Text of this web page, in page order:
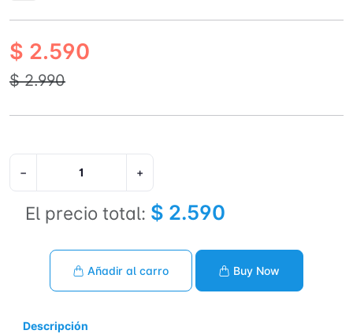
$ 2.590
$ 2.990
− +
El precio total: $ 2.590
Añadir al carro Buy Now
Descripción